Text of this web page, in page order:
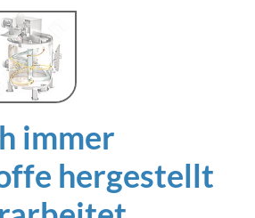
immer
hergestellt